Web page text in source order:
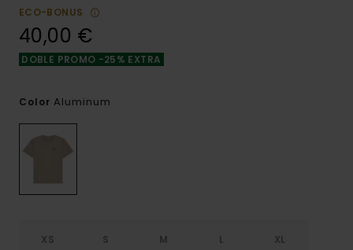
ECO-BONUS
40,00 €
DOBLE PROMO -25% EXTRA
Color Aluminum
XS S M L XL